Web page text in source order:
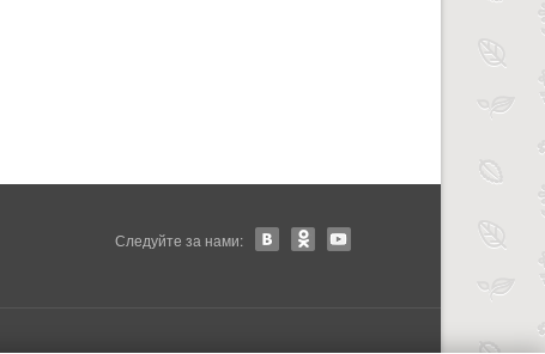
Следуйте за нами: